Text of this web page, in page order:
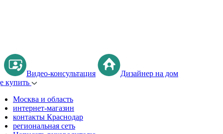
Видео-консультация
Дизайнер на дом
купить
Москва и область
интернет-магазин
контакты Краснодар
региональная сеть